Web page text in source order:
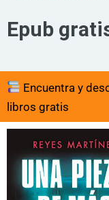
Epub
Encuentra y
libros gratis